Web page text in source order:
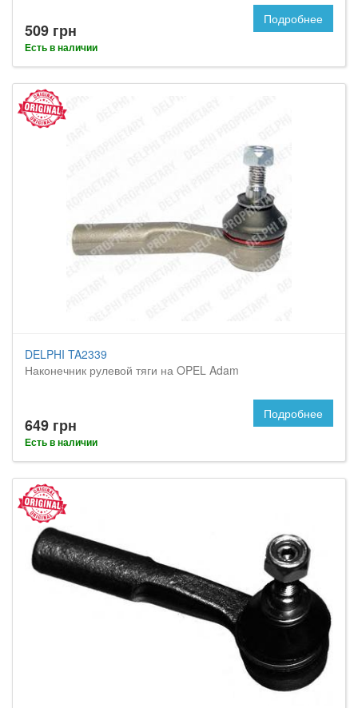
509 грн
Есть в наличии
Подробнее
DELPHI TA2339
Наконечник рулевой тяги на OPEL Adam
649 грн
Есть в наличии
Подробнее